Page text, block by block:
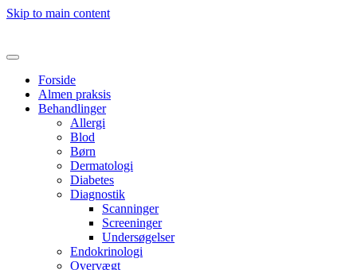
Skip to main content
Forside
Almen praksis
Behandlinger
Allergi
Blod
Børn
Dermatologi
Diabetes
Diagnostik
Scanninger
Screeninger
Undersøgelser
Endokrinologi
Overvægt